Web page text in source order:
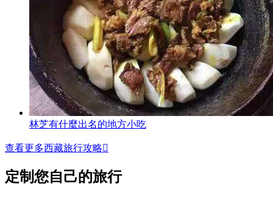
林芝有什麼出名的地方小吃
查看更多西藏旅行攻略
定制您自己的旅行